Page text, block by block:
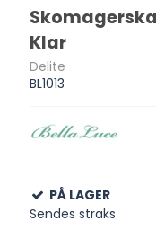
Klar
Delite
BL1013
PÅ LAGER
Sendes straks